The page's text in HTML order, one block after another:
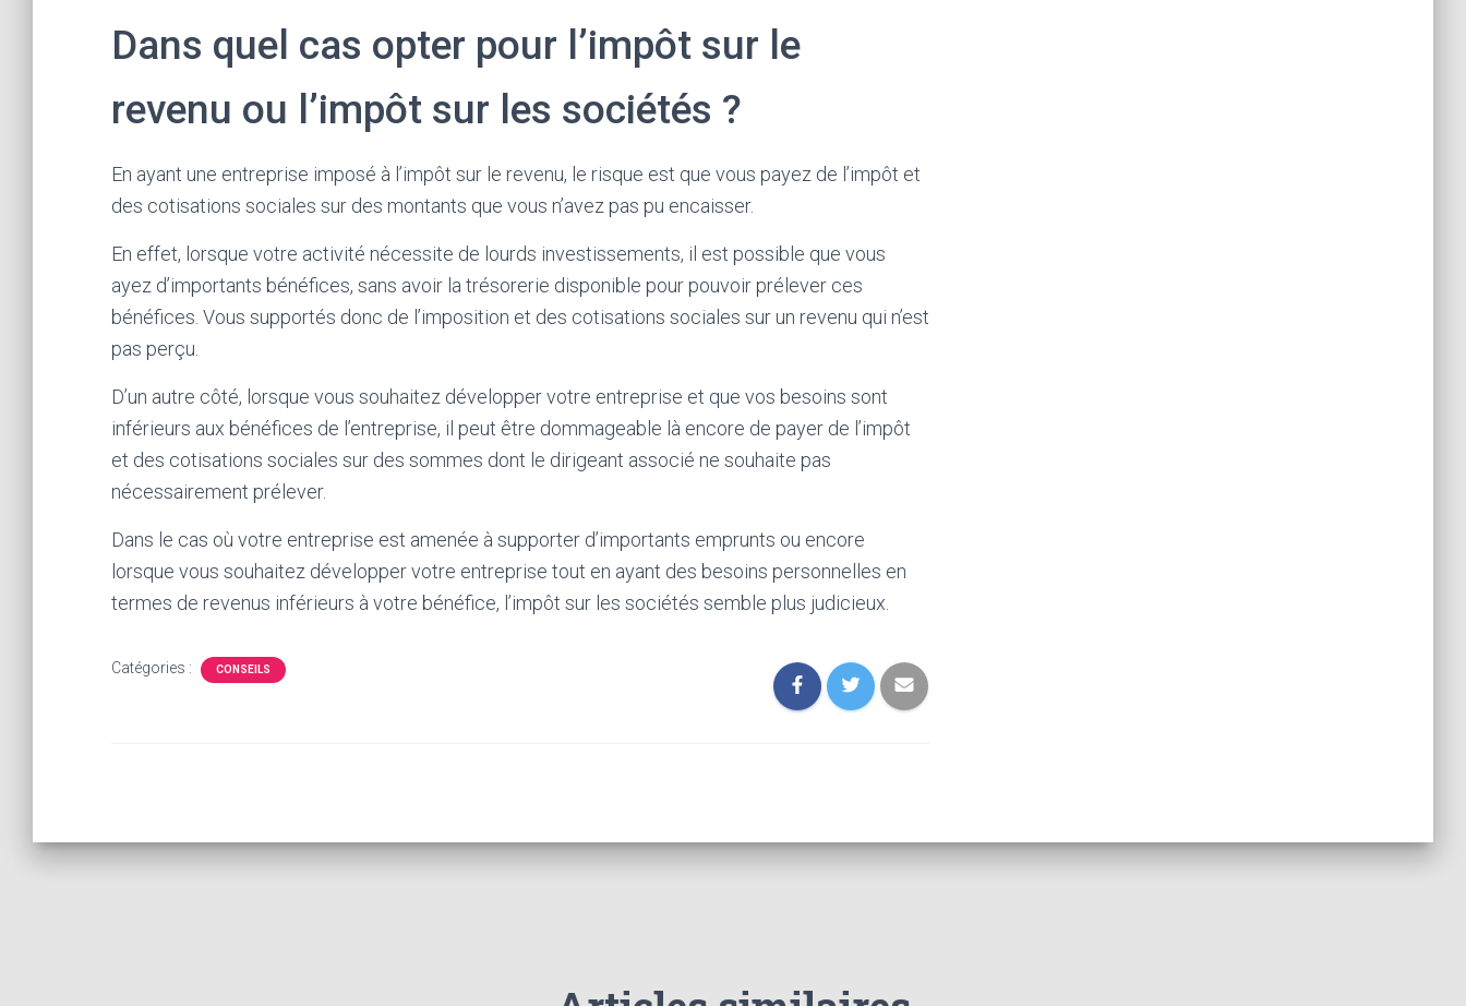
Dans quel cas opter pour l’impôt sur le
revenu ou l’impôt sur les sociétés ?
En ayant une entreprise imposé à l’impôt sur le revenu, le risque est que vous payez de l’impôt et
des cotisations sociales sur des montants que vous n’avez pas pu encaisser.
En effet, lorsque votre activité nécessite de lourds investissements, il est possible que vous
ayez d’importants bénéfices, sans avoir la trésorerie disponible pour pouvoir prélever ces
bénéfices. Vous supportés donc de l’imposition et des cotisations sociales sur un revenu qui n’est
pas perçu.
D’un autre côté, lorsque vous souhaitez développer votre entreprise et que vos besoins sont
inférieurs aux bénéfices de l’entreprise, il peut être dommageable là encore de payer de l’impôt
et des cotisations sociales sur des sommes dont le dirigeant associé ne souhaite pas
nécessairement prélever.
Dans le cas où votre entreprise est amenée à supporter d’importants emprunts ou encore
lorsque vous souhaitez développer votre entreprise tout en ayant des besoins personnelles en
termes de revenus inférieurs à votre bénéfice, l’impôt sur les sociétés semble plus judicieux.
Catégories : CONSEILS